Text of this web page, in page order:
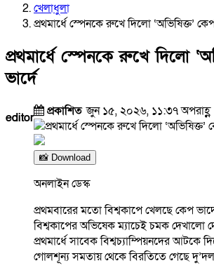
খেলাধুলা
প্রথমার্ধে স্পেনকে রুখে দিলো ‘অভিষিক্ত’
প্রথমার্ধে স্পেনকে রুখে দিলো
ভার্দে
editor প্রকাশিতজুন ১৫, ২০২৬, ১১:৩৭ অপরাহ্ণ
📸 Download
অনলাইন ডেস্ক
প্রথমবারের মতো বিশ্বকাপে খেলছে কেপ
বিশ্বকাপের অভিষেক ম্যাচেই চমক দেখালো
প্রথমার্ধে সাবেক বিশ্বচ্যাম্পিয়নদের আটকে
গোলশূন্য সমতায় থেকে বিরতিতে গেছে